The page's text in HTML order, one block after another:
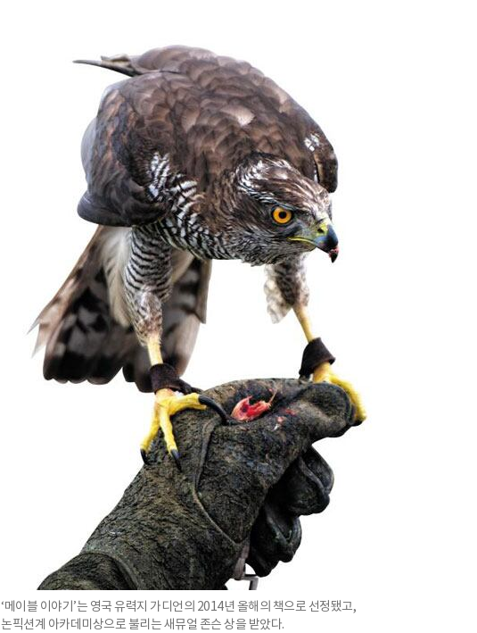
‘메이블 이야기’는 영국 유력지 가디언의 2014년 올해의 책으로 선정됐고,
논픽션계 아카데미상으로 불리는 새뮤얼 존슨 상을 받았다.